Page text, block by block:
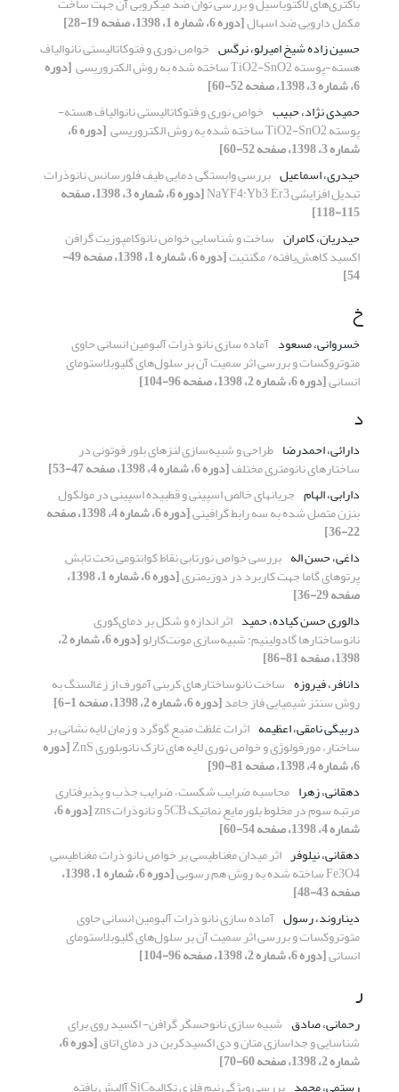
مکمل دارویی ضد اسهال[دوره 6، شماره 1، 1398، صفحه 19-28]
حسین زاده شیخ امیرلو، نرگس خواص نوری و فتوکاتالیستی نانوالیاف
هسته-پوسته‎ TiO2-SnO2 ‎ساخته ‏شده به روش الکتروریسی ‏ [دوره
6، شماره 3، 1398، صفحه 52-60]
حمیدی نژاد، حبیب خواص نوری و فتوکاتالیستی نانوالیاف هسته-
پوسته‎ TiO2-SnO2 ‎ساخته ‏شده به روش الکتروریسی ‏ [دوره 6،
شماره 3، 1398، صفحه 52-60]
حیدری، اسماعیل بررسی وابستگی دمایی طیف فلورسانس نانوذرات
تبدیل افزایشی NaYF4:Yb3 ,Er3 [دوره 6، شماره 3، 1398، صفحه
115-118]
حیدریان، کامران ساخت و شناسایی خواص نانوکامپوزیت گرافن
اکسید کاهش‌یافته/ مگنتیت [دوره 6، شماره 1، 1398، صفحه 49-
54]
خ
خسروانی، مسعود آماده سازی نانو ذرات آلبومین انسانی حاوی
متوتروکسات و بررسی اثر سمیت آن بر سلول‌های گلیوبلاستومای
انسانی[دوره 6، شماره 2، 1398، صفحه 96-104]
د
دارائی، احمدرضا طراحی و شبیه‌سازی لنزهای بلور فوتونی در
ساختارهای نانومتری مختلف[دوره 6، شماره 4، 1398، صفحه 47-53]
دارابی، الهام جریانهای خالص اسپینی و قطبیده اسپینی در مولکول
بنزن متصل شده به سه رابط گرافینی [دوره 6، شماره 4، 1398، صفحه
22-36]
داغی، حسن اله بررسی خواص نورتابی نقاط کوانتومی تحت تابش
پرتوهای گاما جهت کاربرد در دوزیمتری [دوره 6، شماره 1، 1398،
صفحه 29-36]
دالوری حسن کیاده، حمید اثر اندازه و شکل بر دمای‌کوری
نانوساختارها گادولینیم: شبیه‌سازی مونت‌کارلو [دوره 6، شماره 2،
1398، صفحه 81-86]
دانافر، فیروزه ساخت نانوساختارهای کربنی آمورف از زغالسنگ به
روش سنتز شیمیایی فاز جامد[دوره 6، شماره 2، 1398، صفحه 1-6]
دربیگی نامقی، اعظیمه اثرات غلظت منبع گوگرد و زمان لایه نشانی بر
ساختار، مورفولوژی و خواص نوری لایه های نازک نانوبلوری ZnS [دوره
6، شماره 4، 1398، صفحه 81-90]
دهقانی، زهرا محاسبه ضرایب شکست، ضرایب جذب و پذیرفتاری
مرتبه سوم در مخلوط بلورمایع نماتیک 5CB و نانوذرات zns [دوره 6،
شماره 4، 1398، صفحه 54-60]
دهقانی، نیلوفر اثر میدان مغناطیسی بر خواص نانو ذرات مغناطیسی
Fe3O4 ساخته شده به روش هم رسوبی [دوره 6، شماره 1، 1398،
صفحه 43-48]
دیناروند، رسول آماده سازی نانو ذرات آلبومین انسانی حاوی
متوتروکسات و بررسی اثر سمیت آن بر سلول‌های گلیوبلاستومای
انسانی[دوره 6، شماره 2، 1398، صفحه 96-104]
ر
رحمانی، صادق شبیه سازی نانوحسگر گرافن- اکسید روی برای
شناسایی و جداسازی متان و دی اکسیدکربن در دمای اتاق [دوره 6،
شماره 2، 1398، صفحه 60-70]
رستمی، محمد
بررسی ویژگی نیم فلزی تکالیهSiC آالیش یافته